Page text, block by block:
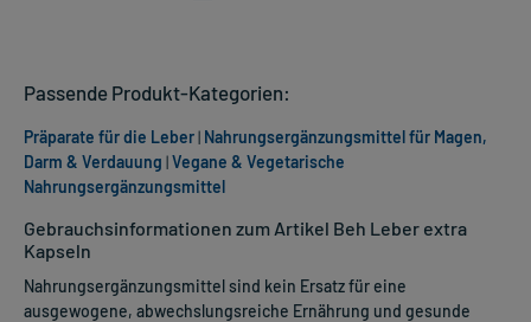
Gebrauchsinformationen zum Artikel Beh Leber extra
Kapseln
Nahrungsergänzungsmittel sind kein Ersatz für eine
ausgewogene, abwechslungsreiche Ernährung und gesunde
Passende Produkt-Kategorien:
Präparate für die Leber| Nahrungsergänzungsmittel für Magen,
Darm & Verdauung |Vegane & Vegetarische
Nahrungsergänzungsmittel